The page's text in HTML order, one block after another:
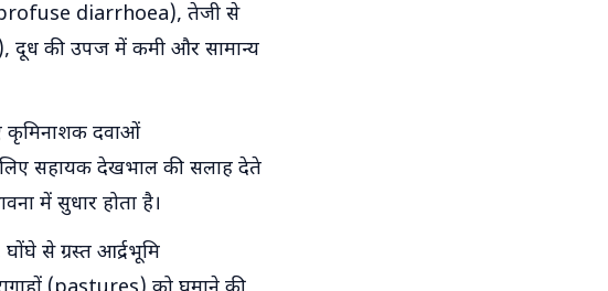
diarrhoea), तेजी से
की उपज में कमी और सामान्य
कृमिनाशक दवाओं
सहायक देखभाल की सलाह देते
में सुधार होता है।
से ग्रस्त आर्द्रभूमि